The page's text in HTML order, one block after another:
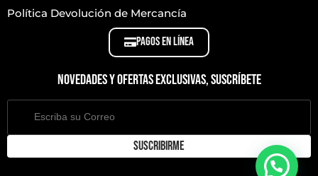
Política Devolución de Mercancía
PAGOS EN LÍNEA
Novedades y ofertas exclusivas, suscríbete